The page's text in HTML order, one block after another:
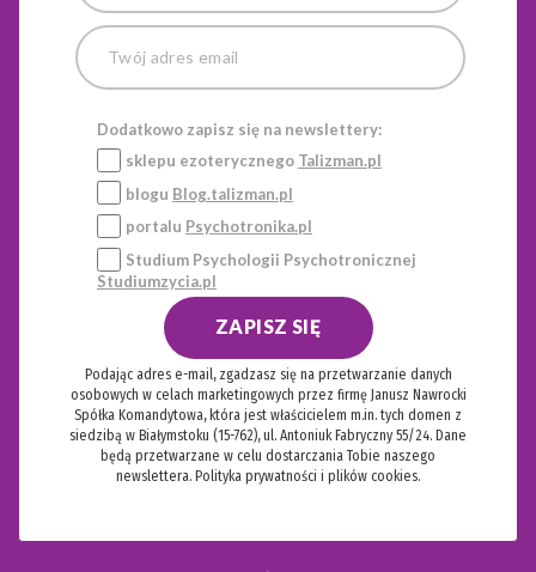
Dodatkowo zapisz się na newslettery:
sklepu ezoterycznego Talizman.pl
blogu Blog.talizman.pl
portalu Psychotronika.pl
Studium Psychologii Psychotronicznej
Studiumzycia.pl
ZAPISZ SIĘ
Podając adres e-mail, zgadzasz się na przetwarzanie danych
osobowych w celach marketingowych przez firmę Janusz Nawrocki
Spółka Komandytowa, która jest właścicielem m.in. tych domen z
siedzibą w Białymstoku (15-762), ul. Antoniuk Fabryczny 55/24. Dane
będą przetwarzane w celu dostarczania Tobie naszego
newslettera. Polityka prywatności i plików cookies.